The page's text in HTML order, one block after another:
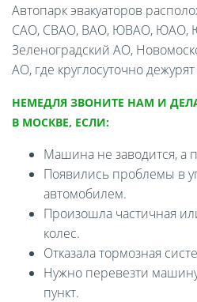
Автопарк эвакуаторов
САО, СВАО, ВАО, ЮВАО, ЮАО,
Зеленоградский АО,
АО, где круглосуточно
НЕМЕДЛЯ ЗВОНИТЕ НАМ И
В МОСКВЕ, ЕСЛИ:
Машина не заводится, а
Появились проблемы в
автомобилем.
Произошла частичная
колес.
Отказала тормозная
Нужно перевезти
пункт.